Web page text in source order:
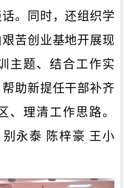
。同时，还组织学
苦创业基地开展现
主题、结合工作实
助新提任干部补齐
、理清工作思路。
永泰 陈梓豪 王小